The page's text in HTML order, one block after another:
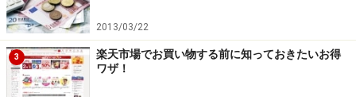
2013/03/22
3
楽天市場でお買い物する前に知っておきたいお得
ワザ！